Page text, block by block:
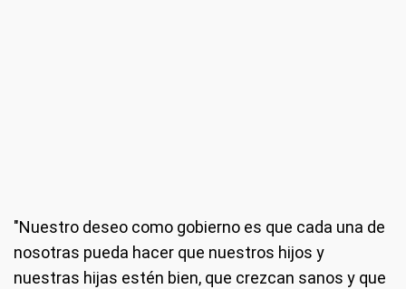
"Nuestro deseo como gobierno es que cada una de
nosotras pueda hacer que nuestros hijos y
nuestras hijas estén bien, que crezcan sanos y que